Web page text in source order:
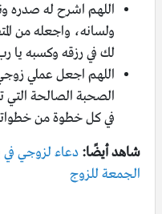
اللهم اشرح له صدره
ولسانه، واجعله من
لك في رزقه وكسبه يا رب
اللهم اجعل عملي
الصحبة الصالحة التي
في كل خطوة من
شاهد أيضًا: دعاء لزوجي في
الجمعة للزوج